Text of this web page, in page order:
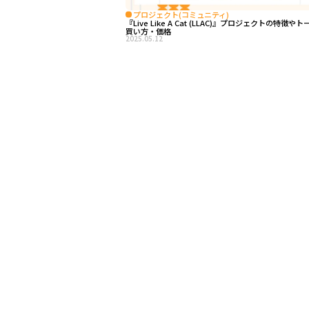
プロジェクト(コミュニティ)
『Live Like A Cat (LLAC)』プロジェクトの特徴やト
買い方・価格
2025.05.12